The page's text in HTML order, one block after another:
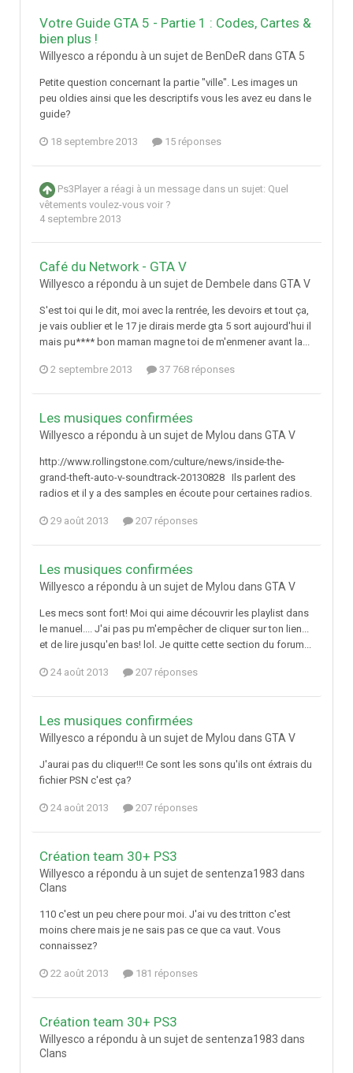
Votre Guide GTA 5 - Partie 1 : Codes, Cartes &
bien plus !
Willyesco a répondu à un sujet de BenDeR dans GTA 5
Petite question concernant la partie "ville". Les images un
peu oldies ainsi que les descriptifs vous les avez eu dans le
guide?
18 septembre 2013 15 réponses
Ps3Player a réagi à un message dans un sujet: Quel
vêtements voulez-vous voir ?
4 septembre 2013
Café du Network - GTA V
Willyesco a répondu à un sujet de Dembele dans GTA V
S'est toi qui le dit, moi avec la rentrée, les devoirs et tout ça,
je vais oublier et le 17 je dirais merde gta 5 sort aujourd'hui il
mais pu**** bon maman magne toi de m'enmener avant la...
2 septembre 2013 37 768 réponses
Les musiques confirmées
Willyesco a répondu à un sujet de Mylou dans GTA V
http://www.rollingstone.com/culture/news/inside-the-
grand-theft-auto-v-soundtrack-20130828 Ils parlent des
radios et il y a des samples en écoute pour certaines radios.
29 août 2013 207 réponses
Les musiques confirmées
Willyesco a répondu à un sujet de Mylou dans GTA V
Les mecs sont fort! Moi qui aime découvrir les playlist dans
le manuel.... J'ai pas pu m'empêcher de cliquer sur ton lien...
et de lire jusqu'en bas! lol. Je quitte cette section du forum...
24 août 2013 207 réponses
Les musiques confirmées
Willyesco a répondu à un sujet de Mylou dans GTA V
J'aurai pas du cliquer!!! Ce sont les sons qu'ils ont éxtrais du
fichier PSN c'est ça?
24 août 2013 207 réponses
Création team 30+ PS3
Willyesco a répondu à un sujet de sentenza1983 dans
Clans
110 c'est un peu chere pour moi. J'ai vu des tritton c'est
moins chere mais je ne sais pas ce que ca vaut. Vous
connaissez?
22 août 2013 181 réponses
Création team 30+ PS3
Willyesco a répondu à un sujet de sentenza1983 dans
Clans